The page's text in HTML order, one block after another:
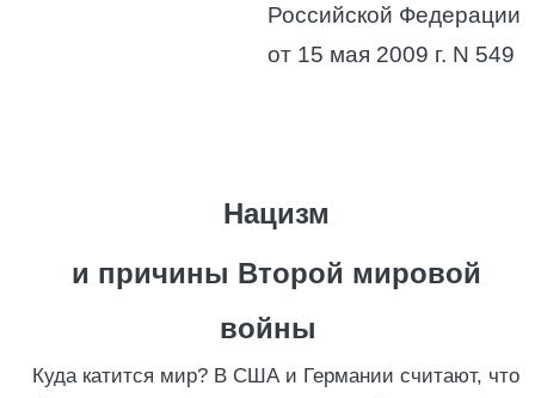
Российской Федерации
от 15 мая 2009 г. N 549
Нацизм
и причины Второй мировой
войны
Куда катится мир? В США и Германии считают, что